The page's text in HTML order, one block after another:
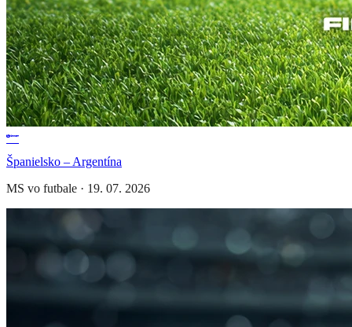
Španielsko – Argentína
MS vo futbale · 19. 07. 2026